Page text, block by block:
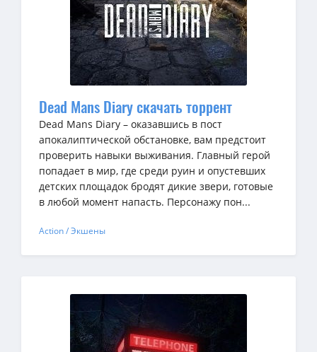
Dead Mans Diary скачать торрент
Dead Mans Diary – оказавшись в пост
апокалиптической обстановке, вам предстоит
проверить навыки выживания. Главный герой
попадает в мир, где среди руин и опустевших
детских площадок бродят дикие звери, готовые
в любой момент напасть. Персонажу пон...
Action / Экшены